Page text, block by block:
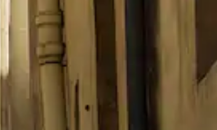
parcourir ou en appuyant et en